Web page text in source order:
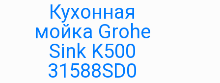
Кухонная
мойка Grohe
Sink K500
31588SD0